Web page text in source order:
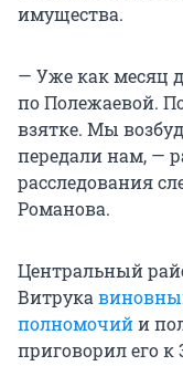
имущества.
— Уже как месяц
по Полежаевой.
взятке. Мы
передали нам, —
расследования
Романова.
Центральный
Витрука
полномочийи
приговорил его к